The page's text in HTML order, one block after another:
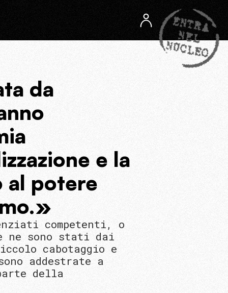
da
e la
al potere
competenti, o
sono stati dai
cabotaggio e
addestrate a
della